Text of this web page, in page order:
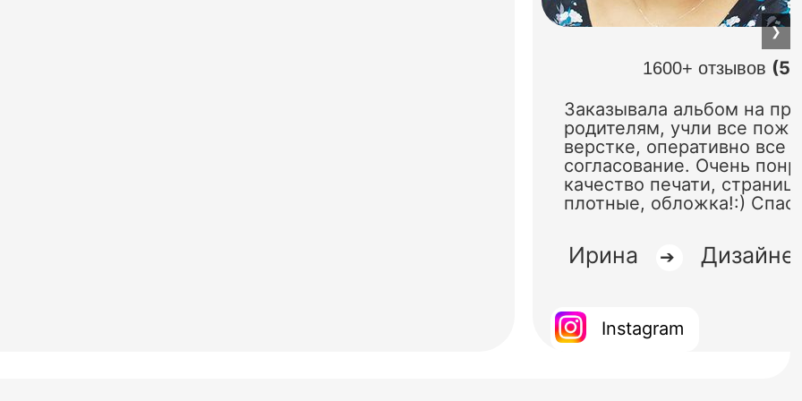
1600+ отзывов
Заказывала альбом на
родителям, учли все
верстке, оперативно все
согласование. Очень
качество печати,
плотные, обложка!:)
Ирина ➔
Instagram
❯